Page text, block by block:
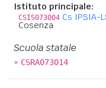
Istituto principale:
CSIS073004 Cs IPSIA-
Cosenza
Scuola statale
» CSRA073014